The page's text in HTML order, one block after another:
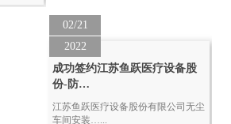
02/21
2022
成功签约江苏鱼跃医疗设备股
份-防…
江苏鱼跃医疗设备股份有限公司无尘
车间安装…...